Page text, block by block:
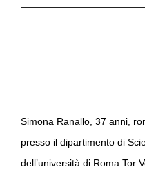
Simona Ranallo, 37 anni,
presso il dipartimento di
dell’università di Roma Tor